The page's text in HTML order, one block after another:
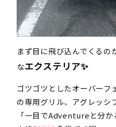
まず目に飛び込んでくる
なエクステリア✨
ゴツゴツとしたオーバーフ
の専用グリル、アグレッシ
「一目でAdventureと分